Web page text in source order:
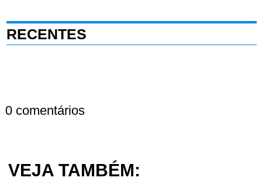
RECENTES
0 comentários
VEJA TAMBÉM: